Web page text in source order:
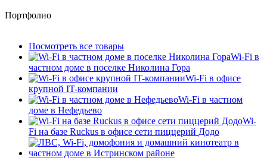
Портфолио
Посмотреть все товары
Wi-Fi в
частном доме в поселке Николина Гора
Wi-Fi в офисе
крупной IT-компании
Wi-Fi в частном
доме в Нефедьево
Wi-
Fi на базе Ruckus в офисе сети пиццерий Додо